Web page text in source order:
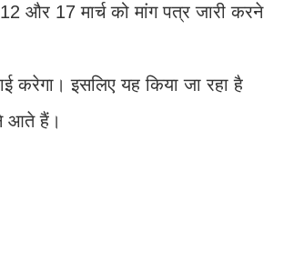
और 17 मार्च को मांग पत्र जारी करने
करेगा। इसलिए यह किया जा रहा है
आते हैं।